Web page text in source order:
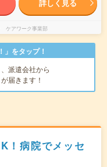
詳しく見る
ケアワーク事業部
をタップ！
派遣会社から
が届きます！
病院でメッセ